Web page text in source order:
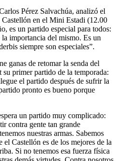
Pérez Salvachúa, analizó el
en el Mini Estadi (12.00
es un partido especial para todos:
importancia del mismo. Es un
siempre son especiales”.
ganas de retomar la senda del
primer partido de la temporada:
el partido después de sufrir la
pronto es bueno porque
un partido muy complicado:
contra gente tan grande
nuestras armas. Sabemos
Castellón es de los mejores de la
Si no tenemos esa fuerza física